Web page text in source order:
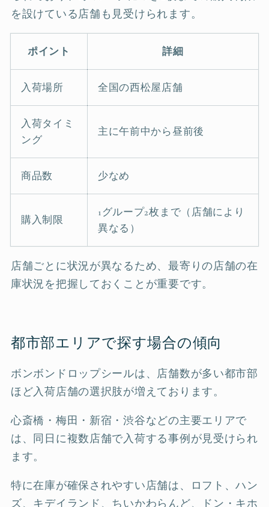
を設けている店舗も見受けられます。
ポイント 詳細
入荷場所 全国の西松屋店舗
入荷タイミ
ング
主に午前中から昼前後
商品数 少なめ
購入制限
1グループ2枚まで（店舗により
異なる）
店舗ごとに状況が異なるため、最寄りの店舗の在
庫状況を把握しておくことが重要です。
都市部エリアで探す場合の傾向
ボンボンドロップシールは、店舗数が多い都市部
ほど入荷店舗の選択肢が増えております。
心斎橋・梅田・新宿・渋谷などの主要エリアで
は、同日に複数店舗で入荷する事例が見受けられ
ます。
特に在庫が確保されやすい店舗は、ロフト、ハン
ズ、キデイランド、ちいかわらんど、ドン・キホ